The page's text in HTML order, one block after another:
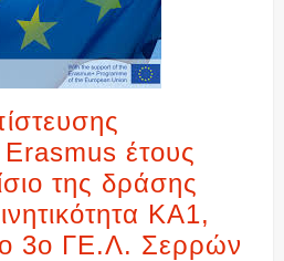
έτους
της δράσης
ΚΑ1,
3ο ΓΕ.Λ. Σερρών